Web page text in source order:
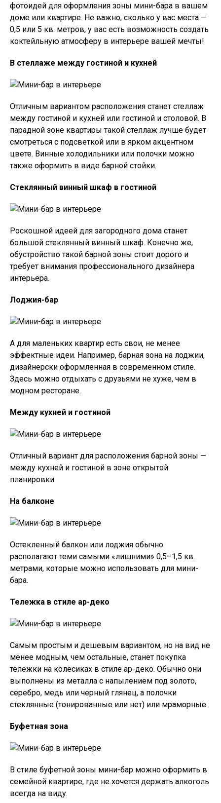
фотоидей для оформления зоны мини-бара в вашем
доме или квартире. Не важно, сколько у вас места —
0,5 или 5 кв. метров, у вас есть возможность создать
коктейльную атмосферу в интерьере вашей мечты!
В стеллаже между гостиной и кухней
Отличным вариантом расположения станет стеллаж
между гостиной и кухней или гостиной и столовой. В
парадной зоне квартиры такой стеллаж лучше будет
смотреться с подсветкой или в ярком акцентном
цвете. Винные холодильники или полочки можно
также оформить в виде барной стойки.
Стеклянный винный шкаф в гостиной
Роскошной идеей для загородного дома станет
большой стеклянный винный шкаф. Конечно же,
обустройство такой барной зоны стоит дорого и
требует внимания профессионального дизайнера
интерьера.
Лоджия-бар
А для маленьких квартир есть свои, не менее
эффектные идеи. Например, барная зона на лоджии,
дизайнерски оформленная в современном стиле.
Здесь можно отдыхать с друзьями не хуже, чем в
модном ресторане.
Между кухней и гостиной
Отличный вариант для расположения барной зоны —
между кухней и гостиной в зоне открытой
планировки.
На балконе
Остекленный балкон или лоджия обычно
располагают теми самыми «лишними» 0,5–1,5 кв.
метрами, которые можно использовать для мини-
бара.
Тележка в стиле ар-деко
Самым простым и дешевым вариантом, но на вид не
менее модным, чем остальные, станет покупка
тележки на колесиках в стиле ар-деко. Обычно они
выполнены из металла с напылением под золото,
серебро, медь или черный глянец, а полочки
стеклянные (тонированные или нет) или мраморные.
Буфетная зона
В стиле буфетной зоны мини-бар можно оформить в
семейной квартире, где не хочется держать алкоголь
всегда на виду.